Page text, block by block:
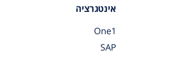
אינטגרציה
One1
SAP